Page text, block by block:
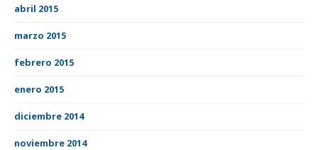
abril 2015
marzo 2015
febrero 2015
enero 2015
diciembre 2014
noviembre 2014